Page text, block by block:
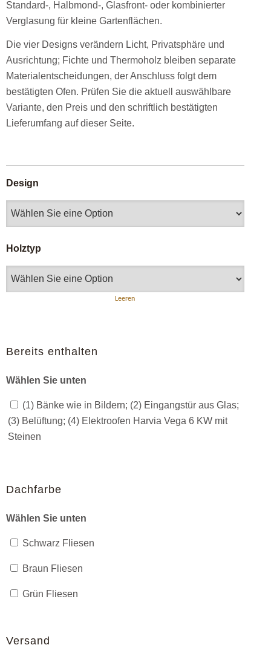
Standard-, Halbmond-, Glasfront- oder kombinierter
Verglasung für kleine Gartenflächen.
Die vier Designs verändern Licht, Privatsphäre und
Ausrichtung; Fichte und Thermoholz bleiben separate
Materialentscheidungen, der Anschluss folgt dem
bestätigten Ofen. Prüfen Sie die aktuell auswählbare
Variante, den Preis und den schriftlich bestätigten
Lieferumfang auf dieser Seite.
Design
Holztyp
Leeren
Bereits enthalten
Wählen Sie unten
(1) Bänke wie in Bildern; (2) Eingangstür aus Glas;
(3) Belüftung; (4) Elektroofen Harvia Vega 6 KW mit
Steinen
Dachfarbe
Wählen Sie unten
Schwarz Fliesen
Braun Fliesen
Grün Fliesen
Versand